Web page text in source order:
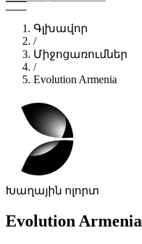
Գլխավոր
/
Միջոցառումներ
/
Evolution Armenia
Խաղային ոլորտ
Evolution Armenia